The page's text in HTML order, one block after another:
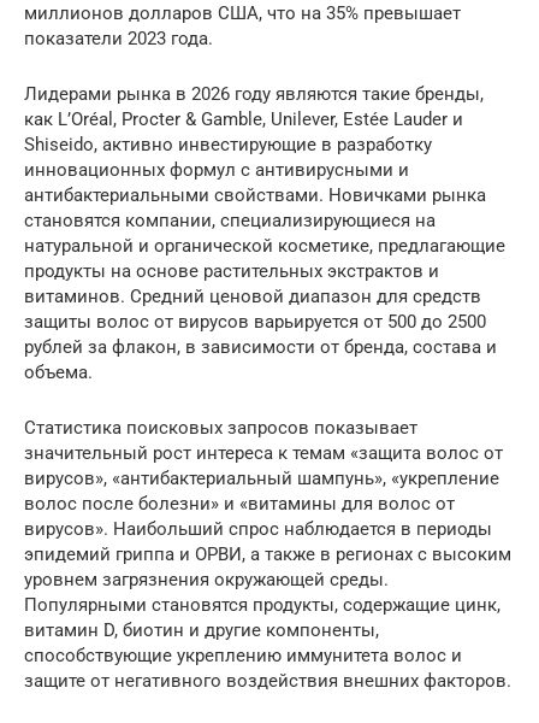
миллионов долларов США, что на 35% превышает
показатели 2023 года.
Лидерами рынка в 2026 году являются такие бренды,
как L’Oréal, Procter & Gamble, Unilever, Estée Lauder и
Shiseido, активно инвестирующие в разработку
инновационных формул с антивирусными и
антибактериальными свойствами. Новичками рынка
становятся компании, специализирующиеся на
натуральной и органической косметике, предлагающие
продукты на основе растительных экстрактов и
витаминов. Средний ценовой диапазон для средств
защиты волос от вирусов варьируется от 500 до 2500
рублей за флакон, в зависимости от бренда, состава и
объема.
Статистика поисковых запросов показывает
значительный рост интереса к темам «защита волос от
вирусов», «антибактериальный шампунь», «укрепление
волос после болезни» и «витамины для волос от
вирусов». Наибольший спрос наблюдается в периоды
эпидемий гриппа и ОРВИ, а также в регионах с высоким
уровнем загрязнения окружающей среды.
Популярными становятся продукты, содержащие цинк,
витамин D, биотин и другие компоненты,
способствующие укреплению иммунитета волос и
защите от негативного воздействия внешних факторов.